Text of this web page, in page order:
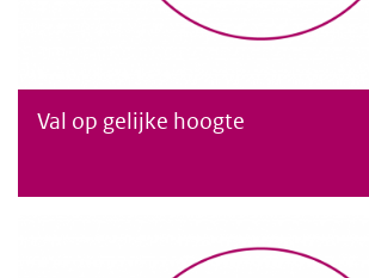
Val op gelijke hoogte
Val op gelijke hoogte